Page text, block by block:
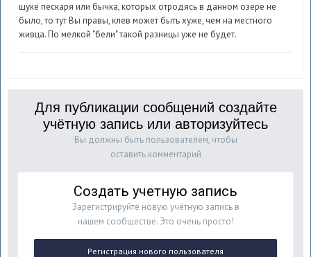
щуке пескаря или бычка, которых отродясь в данном озере не
было, то тут Вы правы, клев может быть хуже, чем на местного
живца. По мелкой "бели" такой разницы уже не будет.
Для публикации сообщений создайте
учётную запись или авторизуйтесь
Вы должны быть пользователем, чтобы
оставить комментарий
Создать учетную запись
Зарегистрируйте новую учётную запись в
нашем сообществе. Это очень просто!
Регистрация нового пользователя